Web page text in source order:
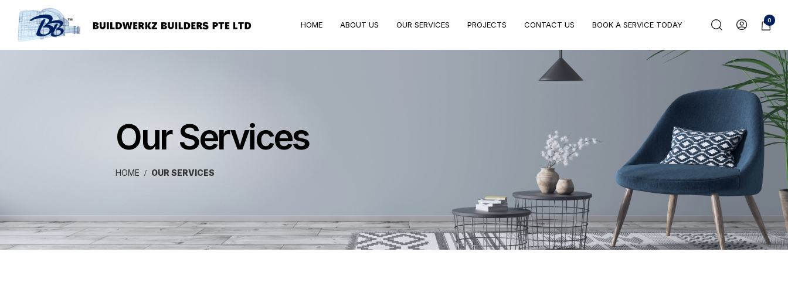
HOME ABOUT US OUR SERVICES PROJECTS CONTACT US BOOK A SERVICE TODAY 0
Our Services
HOME OUR SERVICES